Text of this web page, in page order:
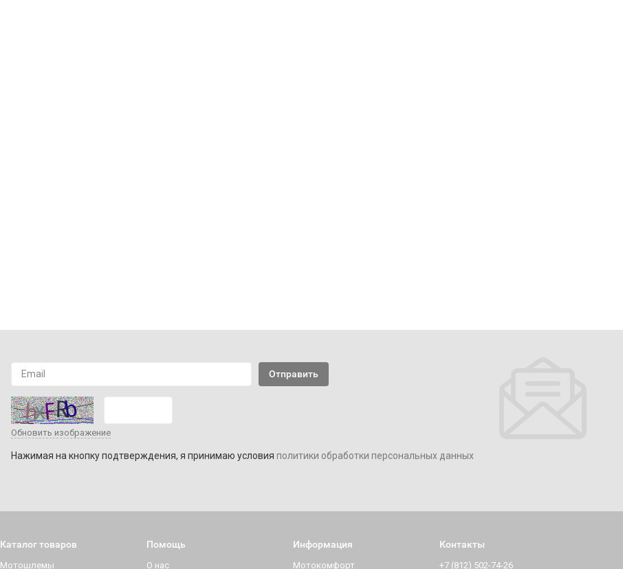
Обновить изображение
Нажимая на кнопку подтверждения, я принимаю условия политики обработки персональных данных
Каталог товаров
Мотошлемы
Помощь
О нас
Информация
Мотокомфорт
Контакты
+7 (812) 502-74-26